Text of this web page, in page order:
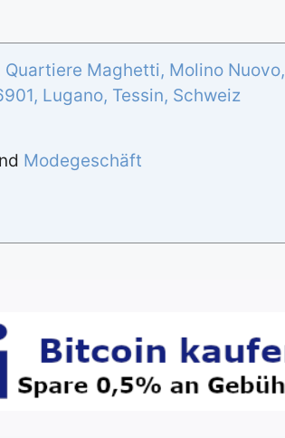
Quartiere Maghetti, Molino Nuovo,
, Lugano, Tessin, Schweiz
Modegeschäft